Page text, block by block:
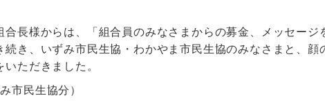
長様からは、「組合員のみなさまからの募金、メッセージ
続き、いずみ市民生協・わかやま市民生協のみなさまと、顔
ただきました。
市民生協分）